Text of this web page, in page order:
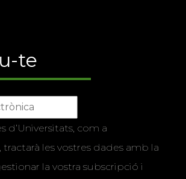
te
d’Universitats, com a
tractarà les vostres dades amb la
la vostra subscripció i